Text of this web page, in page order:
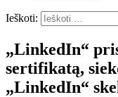
Ieškoti:
„LinkedIn“
sertifikatą,
„LinkedIn“